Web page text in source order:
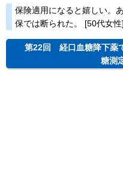
保険適用になると嬉しい。
保では断られた。 [50代女性]
第22回 経口血糖降下薬
糖測